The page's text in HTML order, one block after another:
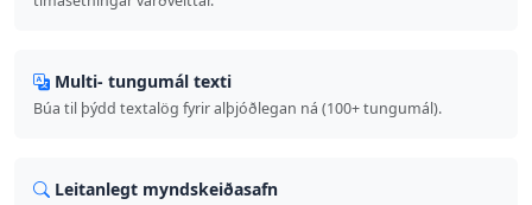
Multi- tungumál texti
Búa til þýdd textalög fyrir alþjóðlegan ná (100+ tungumál).
Leitanlegt myndskeiðasafn